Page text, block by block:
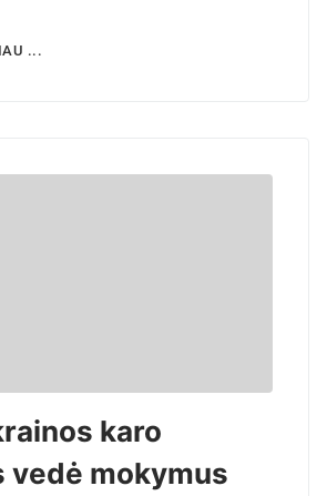
...
karo
vedė mokymus